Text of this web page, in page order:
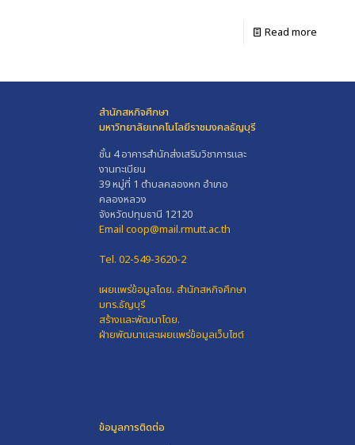
Read more
สำนักสหกิจศึกษา
มหาวิทยาลัยเทคโนโลยีราชมงคลธัญบุรี
ชั้น 4 อาคารสำนักส่งเสริมวิชาการและ
งานทะเบียน
39 หมู่ที่ 1 ตำบลคลองหก อำเภอ
คลองหลวง
จังหวัดปทุมธานี 12120
Email coop@mail.rmutt.ac.th
Tel. 02-549-3620-2
เผยแพร่ข้อมูลโดย. สำนักสหกิจศึกษา
มทร.ธัญบุรี
สร้างและพัฒนาโดย.
ฝ่ายพัฒนาและเผยแพร่ข้อมูลเว็บไซต์
ข้อมูลการติดต่อ